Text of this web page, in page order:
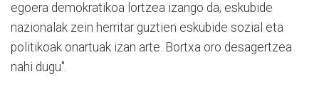
egoera demokratikoa lortzea izango da, eskubide
nazionalak zein herritar guztien eskubide sozial eta
politikoak onartuak izan arte. Bortxa oro desagertzea
nahi dugu".